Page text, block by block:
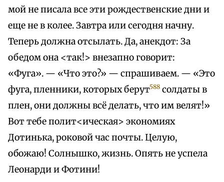
мой не писала все эти рождественские дни и
еще не в колее. Завтра или сегодня начну.
Теперь должна отсылать. Да, анекдот: За
обедом она <так!> внезапно говорит:
«Фуга». — «Что это?» — спрашиваем. — «Это
фуга, пленники, которых берут588 солдаты в
плен, они должны всё делать, что им велят!»
Вот тебе полит<ическая> экономиях
Дотинька, роковой час почты. Целую,
обожаю! Солнышко, жизнь. Опять не успела
Леонарди и Фотини!